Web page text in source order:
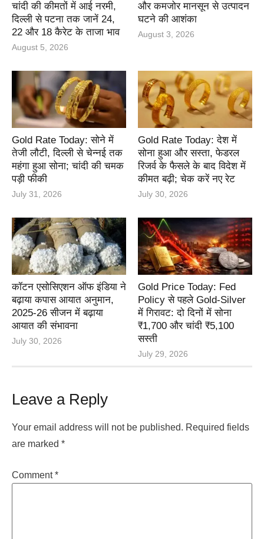
चांदी की कीमतों में आई नरमी,
दिल्ली से पटना तक जानें 24,
22 और 18 कैरेट के ताजा भाव
August 5, 2026
और कमजोर मानसून से उत्पादन
घटने की आशंका
August 3, 2026
Gold Rate Today: सोने में
तेजी लौटी, दिल्ली से चेन्नई तक
महंगा हुआ सोना; चांदी की चमक
पड़ी फीकी
July 31, 2026
Gold Rate Today: देश में
सोना हुआ और सस्ता, फेडरल
रिजर्व के फैसले के बाद विदेश में
कीमत बढ़ी; चेक करें नए रेट
July 30, 2026
कॉटन एसोसिएशन ऑफ इंडिया ने
बढ़ाया कपास आयात अनुमान,
2025-26 सीजन में बढ़ाया
आयात की संभावना
July 30, 2026
Gold Price Today: Fed
Policy से पहले Gold-Silver
में गिरावट: दो दिनों में सोना
₹1,700 और चांदी ₹5,100
सस्ती
July 29, 2026
Leave a Reply
Your email address will not be published. Required fields
are marked *
Comment*